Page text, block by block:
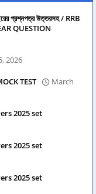
প্রশ্নপত্র উত্তরসহ / RRB
QUESTION
2026
TEST
March
2025 set
2025 set
2025 set